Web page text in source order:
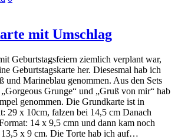
mit Umschlag
Geburtstagsfeiern ziemlich verplant war,
Geburtstagskarte her. Diesesmal hab ich
und Marineblau genommen. Aus den Sets
Grunge“ und „Gruß von mir“ hab
genommen. Die Grundkarte ist in
29 x 10cm, falzen bei 14,5 cm Danach
14 x 9,5 cmn und dann kam noch
x 9 cm. Die Torte hab ich auf…